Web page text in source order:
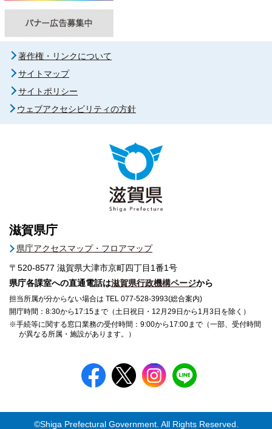
著作権・リンクについて
サイトマップ
サイトポリシー
ウェブアクセシビリティの方針
滋賀県庁
県庁アクセスマップ・フロアマップ
〒520-8577 滋賀県大津市京町四丁目1番1号
県庁各課室への直通電話は滋賀県行政機構ページから
担当所属が分からない場合は TEL 077-528-3993(総合案内)
開庁時間：8:30から17:15まで（土日祝日・12月29日から1月3日を除く）
※手続等に関する窓口業務の受付時間：9:00から17:00まで（一部、受付時間
が異なる所属・施設があります。）
©Shiga Prefectural Government. All Rights Reserved.